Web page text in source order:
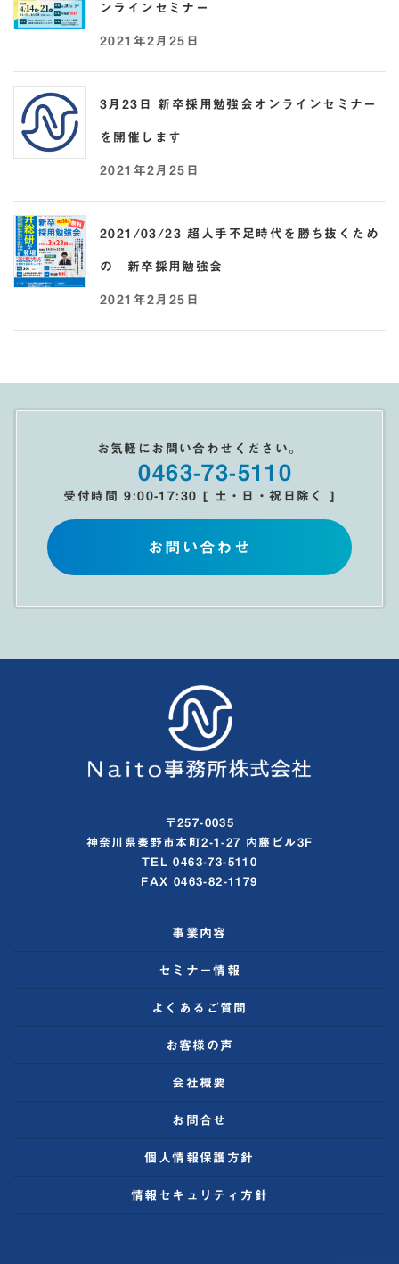
ンラインセミナー
2021年2月25日
3月23日 新卒採用勉強会オンラインセミナー
を開催します
2021年2月25日
2021/03/23 超人手不足時代を勝ち抜くため
の 新卒採用勉強会
2021年2月25日
お気軽にお問い合わせください。
0463-73-5110
受付時間 9:00-17:30 [ 土・日・祝日除く ]
お問い合わせ
〒257-0035
神奈川県秦野市本町2-1-27 内藤ビル3F
TEL 0463-73-5110
FAX 0463-82-1179
事業内容
セミナー情報
よくあるご質問
お客様の声
会社概要
お問合せ
個人情報保護方針
情報セキュリティ方針